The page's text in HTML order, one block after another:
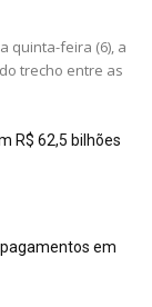
quinta-feira (6), a
trecho entre as
R$ 62,5 bilhões
em